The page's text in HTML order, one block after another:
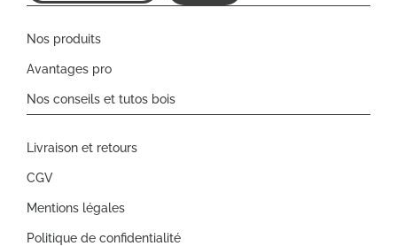
Nos produits
Avantages pro
Nos conseils et tutos bois
Livraison et retours
CGV
Mentions légales
Politique de confidentialité